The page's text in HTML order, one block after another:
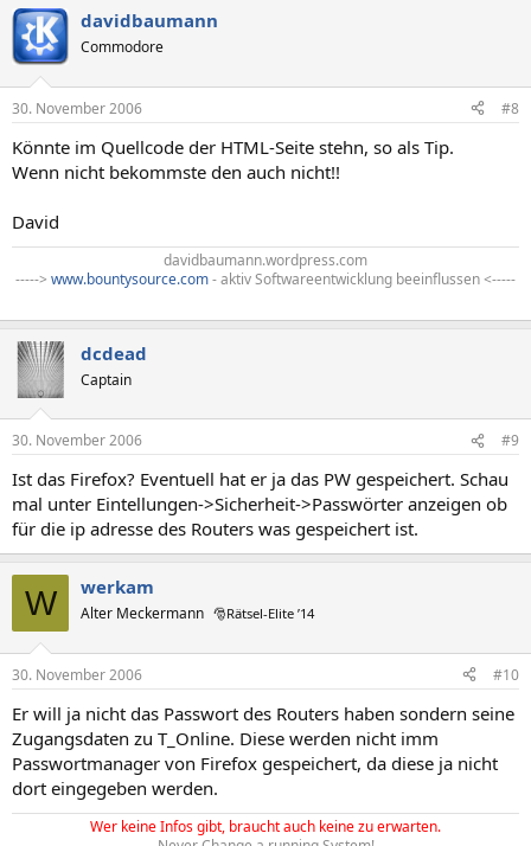
davidbaumann
Commodore
30. November 2006 #8
Könnte im Quellcode der HTML-Seite stehn, so als Tip.
Wenn nicht bekommste den auch nicht!!
David
davidbaumann.wordpress.com
-----> www.bountysource.com- aktiv Softwareentwicklung beeinflussen <-----
dcdead
Captain
30. November 2006 #9
Ist das Firefox? Eventuell hat er ja das PW gespeichert. Schau
mal unter Eintellungen->Sicherheit->Passwörter anzeigen ob
für die ip adresse des Routers was gespeichert ist.
W werkam
Alter Meckermann 🎅Rätsel-Elite ’14
30. November 2006 #10
Er will ja nicht das Passwort des Routers haben sondern seine
Zugangsdaten zu T_Online. Diese werden nicht imm
Passwortmanager von Firefox gespeichert, da diese ja nicht
dort eingegeben werden.
Wer keine Infos gibt, braucht auch keine zu erwarten.